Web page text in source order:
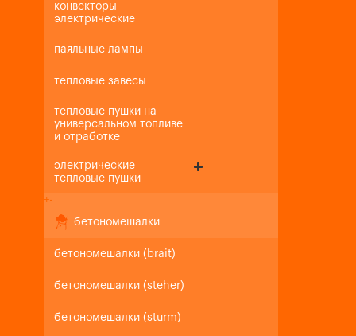
конвекторы
электрические
паяльные лампы
тепловые завесы
тепловые пушки на
универсальном топливе
и отработке
электрические
тепловые пушки
+-
бетономешалки
бетономешалки (brait)
бетономешалки (steher)
бетономешалки (sturm)